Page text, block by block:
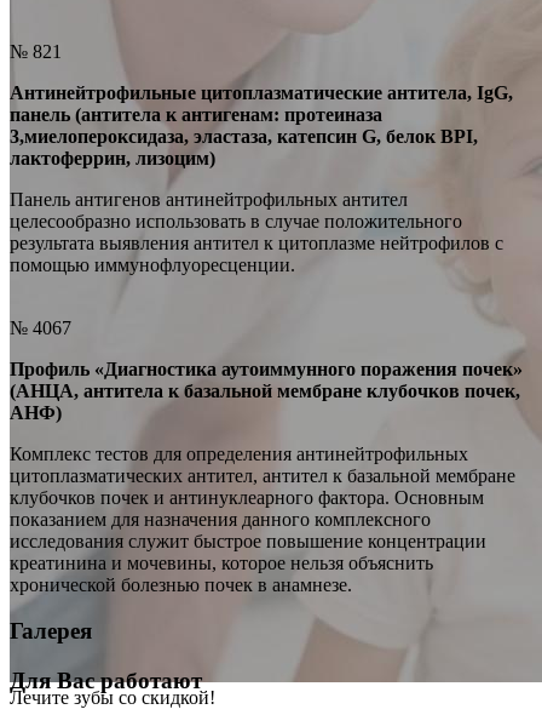
Лечите зубы со скидкой!
№ 821
Антинейтрофильные цитоплазматические антитела, IgG,
панель (антитела к антигенам: протеиназа
3,миелопероксидаза, эластаза, катепсин G, белок BPI,
лактоферрин, лизоцим)
Панель антигенов антинейтрофильных антител
целесообразно использовать в случае положительного
результата выявления антител к цитоплазме нейтрофилов с
помощью иммунофлуоресценции.
№ 4067
Профиль «Диагностика аутоиммунного поражения почек»
(АНЦА, антитела к базальной мембране клубочков почек,
АНФ)
Комплекс тестов для определения антинейтрофильных
цитоплазматических антител, антител к базальной мембране
клубочков почек и антинуклеарного фактора. Основным
показанием для назначения данного комплексного
исследования служит быстрое повышение концентрации
креатинина и мочевины, которое нельзя объяснить
хронической болезнью почек в анамнезе.
Галерея
Для Вас работают